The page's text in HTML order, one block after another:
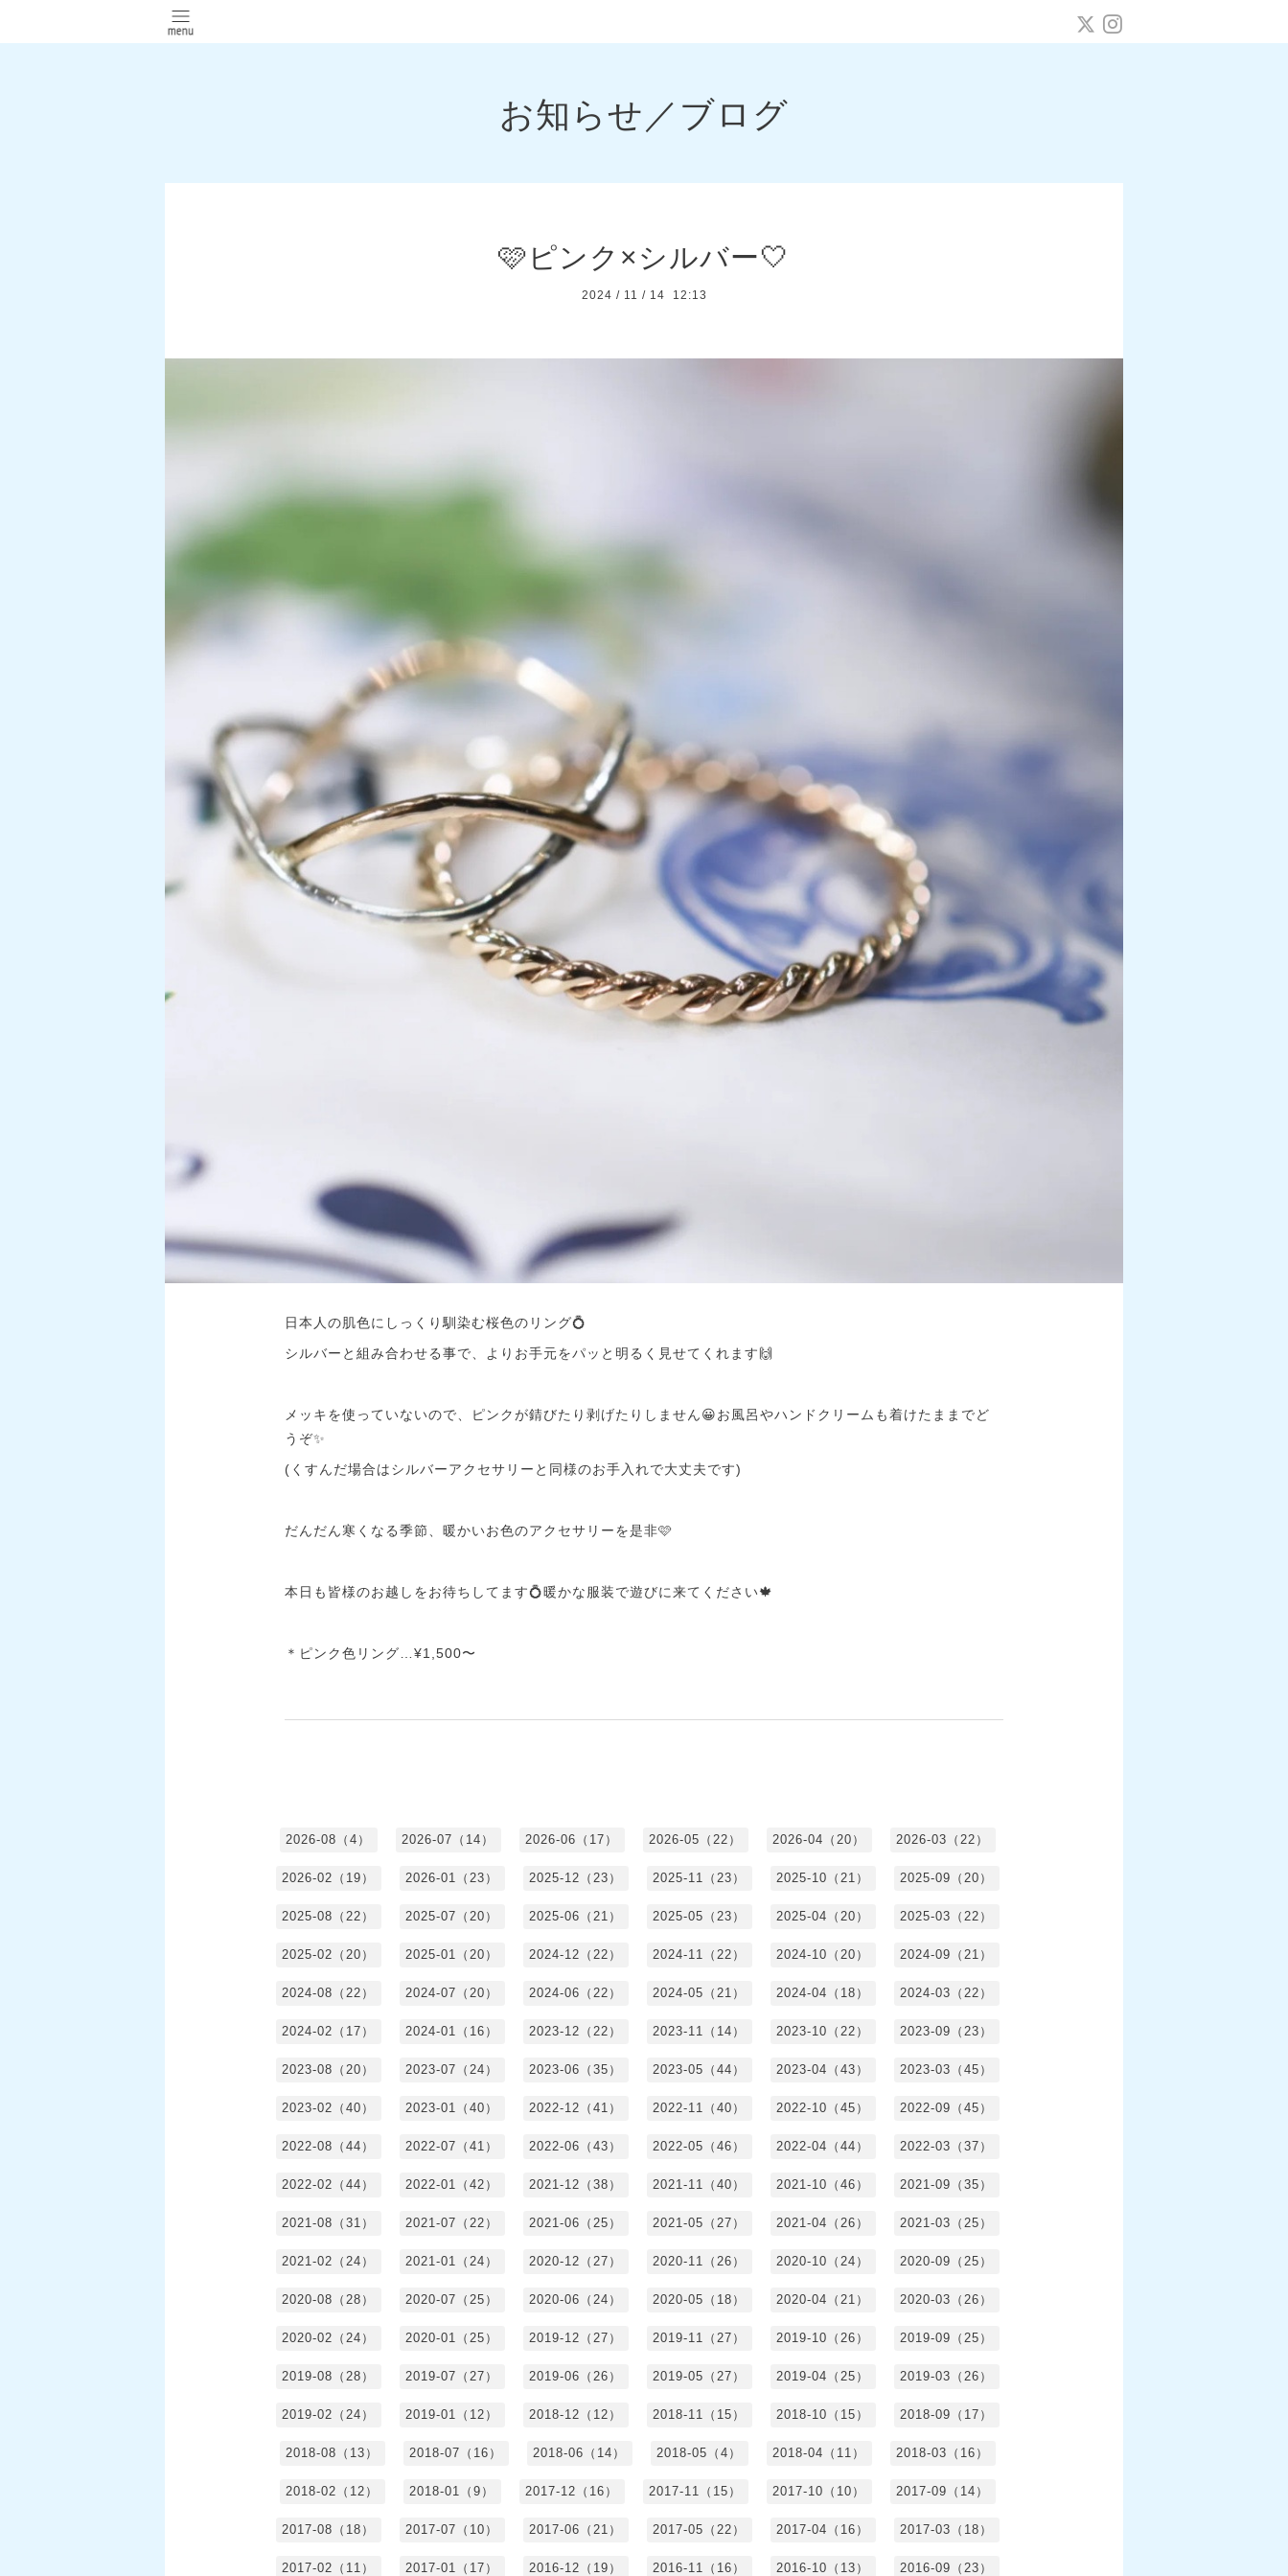
お知らせ／ブログ
🩷ピンク×シルバー🤍
2024 / 11 / 14 12:13
日本人の肌色にしっくり馴染む桜色のリング💍
シルバーと組み合わせる事で、よりお手元をパッと明るく見せてくれます🙌
メッキを使っていないので、ピンクが錆びたり剥げたりしません😀お風呂やハンドクリームも着けたままでど
うぞ✨
(くすんだ場合はシルバーアクセサリーと同様のお手入れで大丈夫です)
だんだん寒くなる季節、暖かいお色のアクセサリーを是非🩷
本日も皆様のお越しをお待ちしてます💍暖かな服装で遊びに来てください🍁
＊ピンク色リング…¥1,500〜
2026-08（4） 2026-07（14） 2026-06（17） 2026-05（22） 2026-04（20） 2026-03（22）
2026-02（19） 2026-01（23） 2025-12（23） 2025-11（23） 2025-10（21） 2025-09（20）
2025-08（22） 2025-07（20） 2025-06（21） 2025-05（23） 2025-04（20） 2025-03（22）
2025-02（20） 2025-01（20） 2024-12（22） 2024-11（22） 2024-10（20） 2024-09（21）
2024-08（22） 2024-07（20） 2024-06（22） 2024-05（21） 2024-04（18） 2024-03（22）
2024-02（17） 2024-01（16） 2023-12（22） 2023-11（14） 2023-10（22） 2023-09（23）
2023-08（20） 2023-07（24） 2023-06（35） 2023-05（44） 2023-04（43） 2023-03（45）
2023-02（40） 2023-01（40） 2022-12（41） 2022-11（40） 2022-10（45） 2022-09（45）
2022-08（44） 2022-07（41） 2022-06（43） 2022-05（46） 2022-04（44） 2022-03（37）
2022-02（44） 2022-01（42） 2021-12（38） 2021-11（40） 2021-10（46） 2021-09（35）
2021-08（31） 2021-07（22） 2021-06（25） 2021-05（27） 2021-04（26） 2021-03（25）
2021-02（24） 2021-01（24） 2020-12（27） 2020-11（26） 2020-10（24） 2020-09（25）
2020-08（28） 2020-07（25） 2020-06（24） 2020-05（18） 2020-04（21） 2020-03（26）
2020-02（24） 2020-01（25） 2019-12（27） 2019-11（27） 2019-10（26） 2019-09（25）
2019-08（28） 2019-07（27） 2019-06（26） 2019-05（27） 2019-04（25） 2019-03（26）
2019-02（24） 2019-01（12） 2018-12（12） 2018-11（15） 2018-10（15） 2018-09（17）
2018-08（13） 2018-07（16） 2018-06（14） 2018-05（4） 2018-04（11） 2018-03（16）
2018-02（12） 2018-01（9） 2017-12（16） 2017-11（15） 2017-10（10） 2017-09（14）
2017-08（18） 2017-07（10） 2017-06（21） 2017-05（22） 2017-04（16） 2017-03（18）
2017-02（11） 2017-01（17） 2016-12（19） 2016-11（16） 2016-10（13） 2016-09（23）